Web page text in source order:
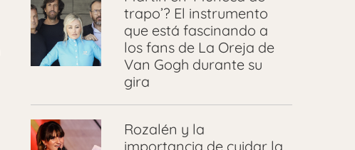
trapo’? El instrumento
que está fascinando a
los fans de La Oreja de
Van Gogh durante su
gira
Rozalén y la
importancia de cuidar la